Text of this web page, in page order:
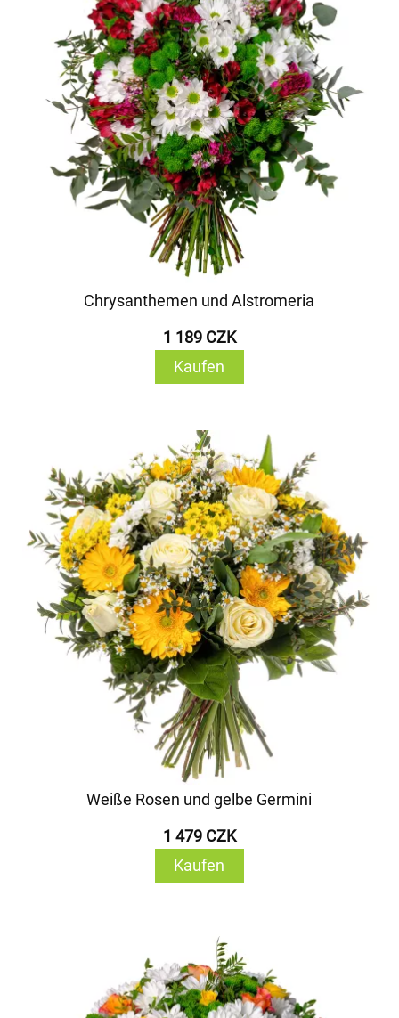
Chrysanthemen und Alstromeria
1 189 CZK
Kaufen
Weiße Rosen und gelbe Germini
1 479 CZK
Kaufen